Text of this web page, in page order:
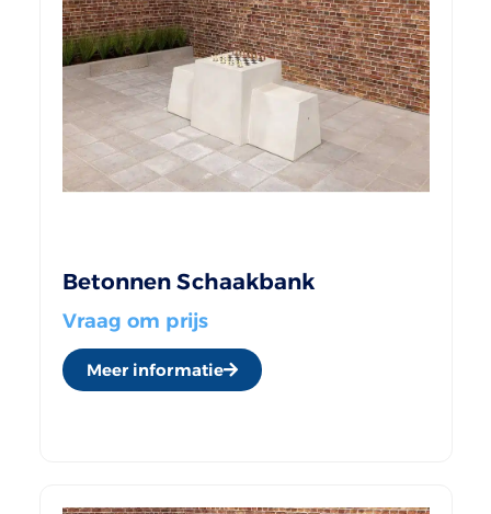
Betonnen Schaakbank
Vraag om prijs
Meer informatie